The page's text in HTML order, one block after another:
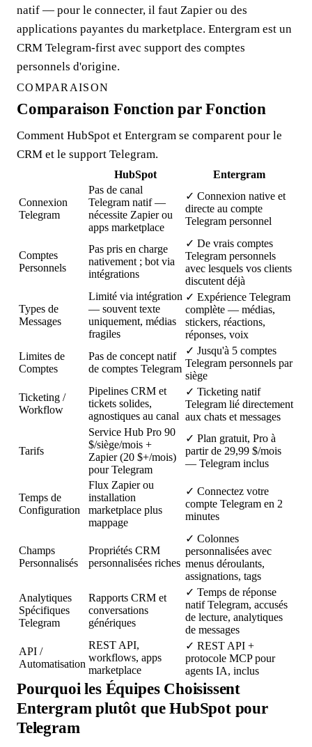
natif — pour le connecter, il faut Zapier ou des
applications payantes du marketplace. Entergram est un
CRM Telegram-first avec support des comptes
personnels d'origine.
COMPARAISON
Comparaison Fonction par Fonction
Comment HubSpot et Entergram se comparent pour le
CRM et le support Telegram.
HubSpot Entergram
Connexion
Telegram
Pas de canal
Telegram natif —
nécessite Zapier ou
apps marketplace
✓ Connexion native et
directe au compte
Telegram personnel
Comptes
Personnels
Pas pris en charge
nativement ; bot via
intégrations
✓ De vrais comptes
Telegram personnels
avec lesquels vos clients
discutent déjà
Types de
Messages
Limité via intégration
— souvent texte
uniquement, médias
fragiles
✓ Expérience Telegram
complète — médias,
stickers, réactions,
réponses, voix
Limites de
Comptes
Pas de concept natif
de comptes Telegram
✓ Jusqu'à 5 comptes
Telegram personnels par
siège
Ticketing /
Workflow
Pipelines CRM et
tickets solides,
agnostiques au canal
✓ Ticketing natif
Telegram lié directement
aux chats et messages
Tarifs
Service Hub Pro 90
$/siège/mois +
Zapier (20 $+/mois)
pour Telegram
✓ Plan gratuit, Pro à
partir de 29,99 $/mois
— Telegram inclus
Temps de
Configuration
Flux Zapier ou
installation
marketplace plus
mappage
✓ Connectez votre
compte Telegram en 2
minutes
Champs
Personnalisés
Propriétés CRM
personnalisées riches
✓ Colonnes
personnalisées avec
menus déroulants,
assignations, tags
Analytiques
Spécifiques
Telegram
Rapports CRM et
conversations
génériques
✓ Temps de réponse
natif Telegram, accusés
de lecture, analytiques
de messages
API /
Automatisation
REST API,
workflows, apps
marketplace
✓ REST API +
protocole MCP pour
agents IA, inclus
Pourquoi les Équipes Choisissent
Entergram plutôt que HubSpot pour
Telegram